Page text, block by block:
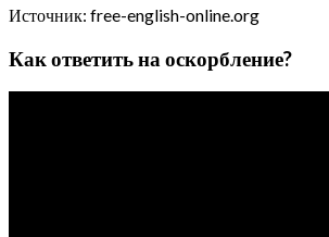
Источник: free-english-online.org
Как ответить на оскорбление?